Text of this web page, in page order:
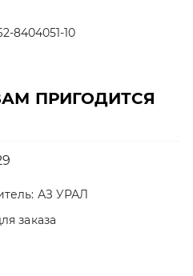
8404051-10
ПРИГОДИТСЯ
АЗ УРАЛ
заказа